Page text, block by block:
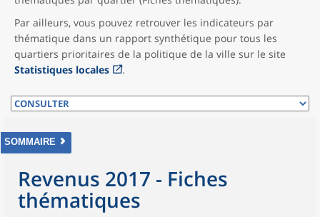
Par ailleurs, vous pouvez retrouver les indicateurs par
thématique dans un rapport synthétique pour tous les
quartiers prioritaires de la politique de la ville sur le site
Statistiques locales
.
SOMMAIRE
Revenus 2017 - Fiches
thématiques